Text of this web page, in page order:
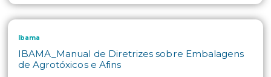
transporte, o armazenamento, as taxas, a prestação de
destinação de resíduos e embalagens e os incentivos à
bioinsumos para uso agrícola, pecuário, aquícola e florestal;
as Leis nºs 14.785, de 27 de dezembro de 2023, 10.603, de 17
dezembro de 2002, e 6.894, de 16 de dezembro de 1980.